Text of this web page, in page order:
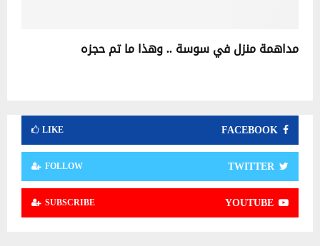
مداهمة منزل في سوسة .. وهذا ما تم حجزه
FACEBOOK
LIKE
TWITTER
FOLLOW
YOUTUBE
SUBSCRIBE